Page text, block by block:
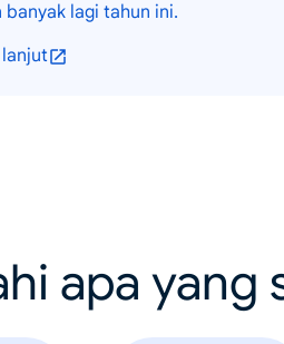
banyak lagi tahun ini.
apa yang